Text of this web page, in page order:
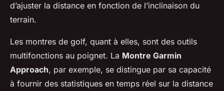
d’ajuster la distance en fonction de l’inclinaison du
terrain.
Les montres de golf, quant à elles, sont des outils
multifonctions au poignet. La Montre Garmin
Approach, par exemple, se distingue par sa capacité
à fournir des statistiques en temps réel sur la distance